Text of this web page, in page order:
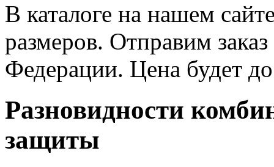
В каталоге на нашем
размеров. Отправим
Федерации. Цена будет
Разновидности
защиты